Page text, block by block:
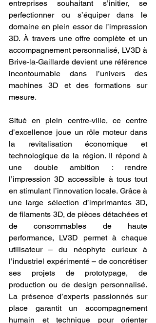
entreprises souhaitant s’initier, se
perfectionner ou s’équiper dans le
domaine en plein essor de l’impression
3D. À travers une offre complète et un
accompagnement personnalisé, LV3D à
Brive-la-Gaillarde devient une référence
incontournable dans l’univers des
machines 3D et des formations sur
mesure.
Situé en plein centre-ville, ce centre
d’excellence joue un rôle moteur dans
la revitalisation économique et
technologique de la région. Il répond à
une double ambition : rendre
l’impression 3D accessible à tous tout
en stimulant l’innovation locale. Grâce à
une large sélection d’imprimantes 3D,
de filaments 3D, de pièces détachées et
de consommables de haute
performance, LV3D permet à chaque
utilisateur – du néophyte curieux à
l’industriel expérimenté – de concrétiser
ses projets de prototypage, de
production ou de design personnalisé.
La présence d’experts passionnés sur
place garantit un accompagnement
humain et technique pour orienter